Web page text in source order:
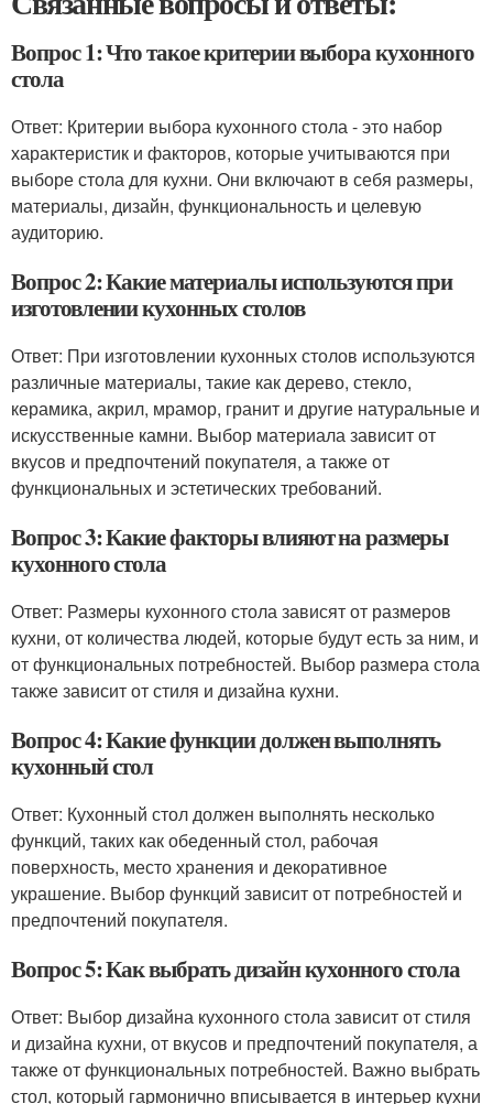
Вопрос 1: Что такое критерии выбора кухонного
стола
Ответ: Критерии выбора кухонного стола - это набор
характеристик и факторов, которые учитываются при
выборе стола для кухни. Они включают в себя размеры,
материалы, дизайн, функциональность и целевую
аудиторию.
Вопрос 2: Какие материалы используются при
изготовлении кухонных столов
Ответ: При изготовлении кухонных столов используются
различные материалы, такие как дерево, стекло,
керамика, акрил, мрамор, гранит и другие натуральные и
искусственные камни. Выбор материала зависит от
вкусов и предпочтений покупателя, а также от
функциональных и эстетических требований.
Вопрос 3: Какие факторы влияют на размеры
кухонного стола
Ответ: Размеры кухонного стола зависят от размеров
кухни, от количества людей, которые будут есть за ним, и
от функциональных потребностей. Выбор размера стола
также зависит от стиля и дизайна кухни.
Вопрос 4: Какие функции должен выполнять
кухонный стол
Ответ: Кухонный стол должен выполнять несколько
функций, таких как обеденный стол, рабочая
поверхность, место хранения и декоративное
украшение. Выбор функций зависит от потребностей и
предпочтений покупателя.
Вопрос 5: Как выбрать дизайн кухонного стола
Ответ: Выбор дизайна кухонного стола зависит от стиля
и дизайна кухни, от вкусов и предпочтений покупателя, а
также от функциональных потребностей. Важно выбрать
стол, который гармонично вписывается в интерьер кухни